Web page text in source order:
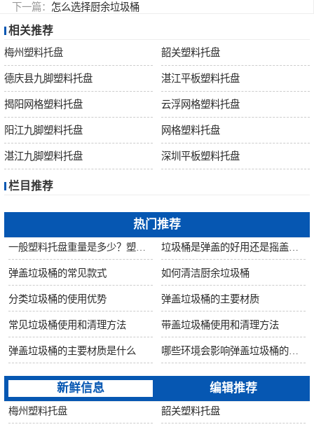
桶
们
下一篇： 怎么选择厨余垃圾桶
相关推荐
梅州塑料托盘 韶关塑料托盘
德庆县九脚塑料托盘 湛江平板塑料托盘
揭阳网格塑料托盘 云浮网格塑料托盘
阳江九脚塑料托盘 网格塑料托盘
湛江九脚塑料托盘 深圳平板塑料托盘
栏目推荐
热门推荐
弹盖垃圾桶的常见款式 如何清洁厨余垃圾桶
分类垃圾桶的使用优势 弹盖垃圾桶的主要材质
常见垃圾桶使用和清理方法 带盖垃圾桶使用和清理方法
弹盖垃圾桶的主要材质是什么
新鲜信息 编辑推荐
梅州塑料托盘 韶关塑料托盘